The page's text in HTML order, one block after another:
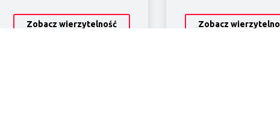
Zobacz wierzytelność Zobacz